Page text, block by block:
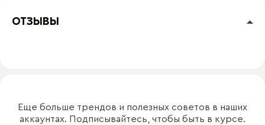
ОТЗЫВЫ
Еще больше трендов и полезных советов в наших
аккаунтах. Подписывайтесь, чтобы быть в курсе.